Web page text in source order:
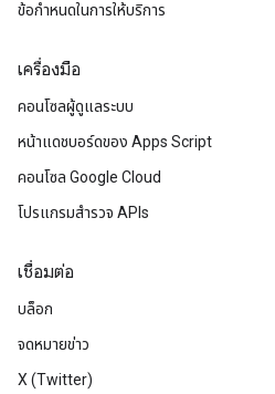
ข้อกำหนดในการให้บริการ
เครื่องมือ
คอนโซลผู้ดูแลระบบ
หน้าแดชบอร์ดของ Apps Script
คอนโซล Google Cloud
โปรแกรมสำรวจ APIs
เชื่อมต่อ
บล็อก
จดหมายข่าว
X (Twitter)